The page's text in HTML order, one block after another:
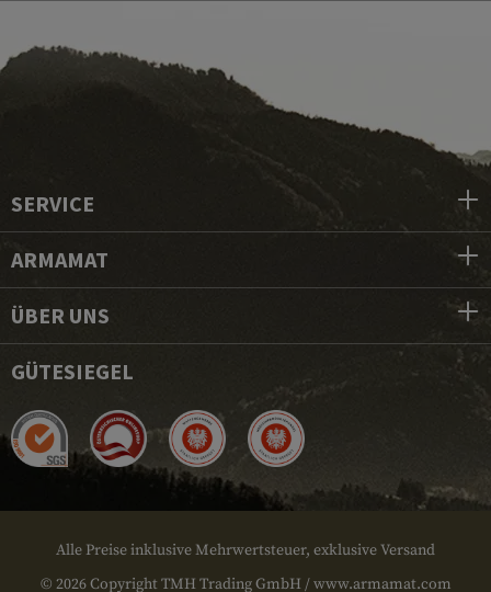
SERVICE
ARMAMAT
ÜBER UNS
GÜTESIEGEL
Alle Preise inklusive Mehrwertsteuer, exklusive Versand
© 2026 Copyright TMH Trading GmbH / www.armamat.com